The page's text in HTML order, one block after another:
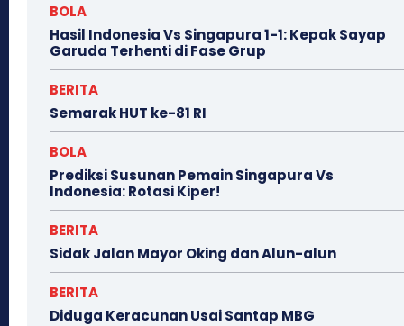
BOLA
Hasil Indonesia Vs Singapura 1-1: Kepak Sayap
Garuda Terhenti di Fase Grup
BERITA
Semarak HUT ke-81 RI
BOLA
Prediksi Susunan Pemain Singapura Vs
Indonesia: Rotasi Kiper!
BERITA
Sidak Jalan Mayor Oking dan Alun-alun
BERITA
Diduga Keracunan Usai Santap MBG